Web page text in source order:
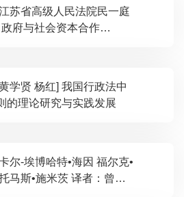
苏省高级人民法院民一庭
杨红] 我国行政法中
的理论研究与实践发展
尔-埃博哈特•海因 福尔克•
马斯•施米茨 译者：曾韬]